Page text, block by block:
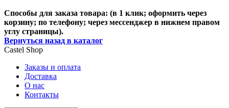
Способы для заказа товара: (в 1 клик; оформить через
корзину; по телефону; через мессенджер в нижнем правом
углу страницы).
Вернуться назад в каталог
Castel Shop
Заказы и оплата
Доставка
О нас
Контакты